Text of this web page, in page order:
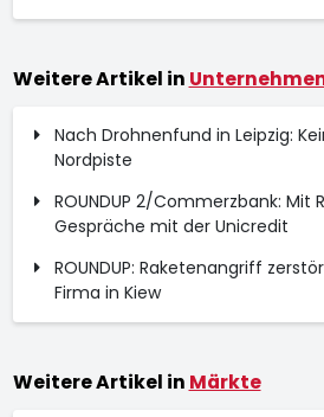
Weitere Artikel in
Nach Drohnenfund in Leipzig:
Nordpiste
ROUNDUP 2/Commerzbank: Mit
Gespräche mit der Unicredit
ROUNDUP: Raketenangriff
Firma in Kiew
Weitere Artikel in Märkte